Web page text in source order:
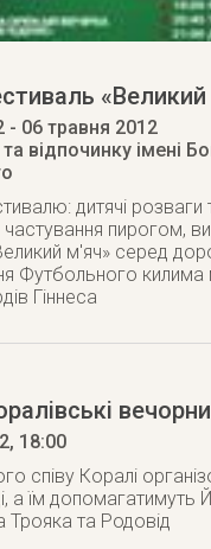
«Великий
- 06 травня 2012
відпочинку імені
дитячі розваги
пирогом,
м'яч» серед
Футбольного килима
Гіннеса
, 18:00
співу Коралі
а їм допомагатимуть
Трояка та Родовід